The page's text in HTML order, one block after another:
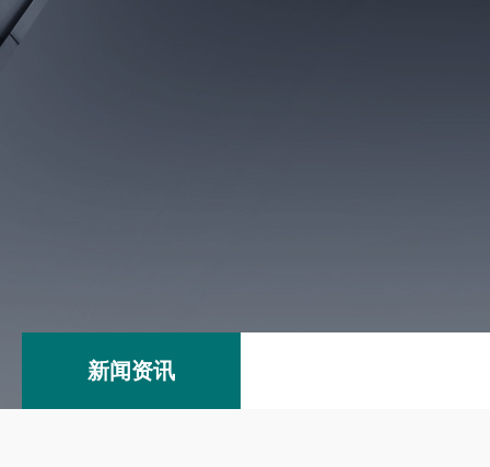
新闻资讯